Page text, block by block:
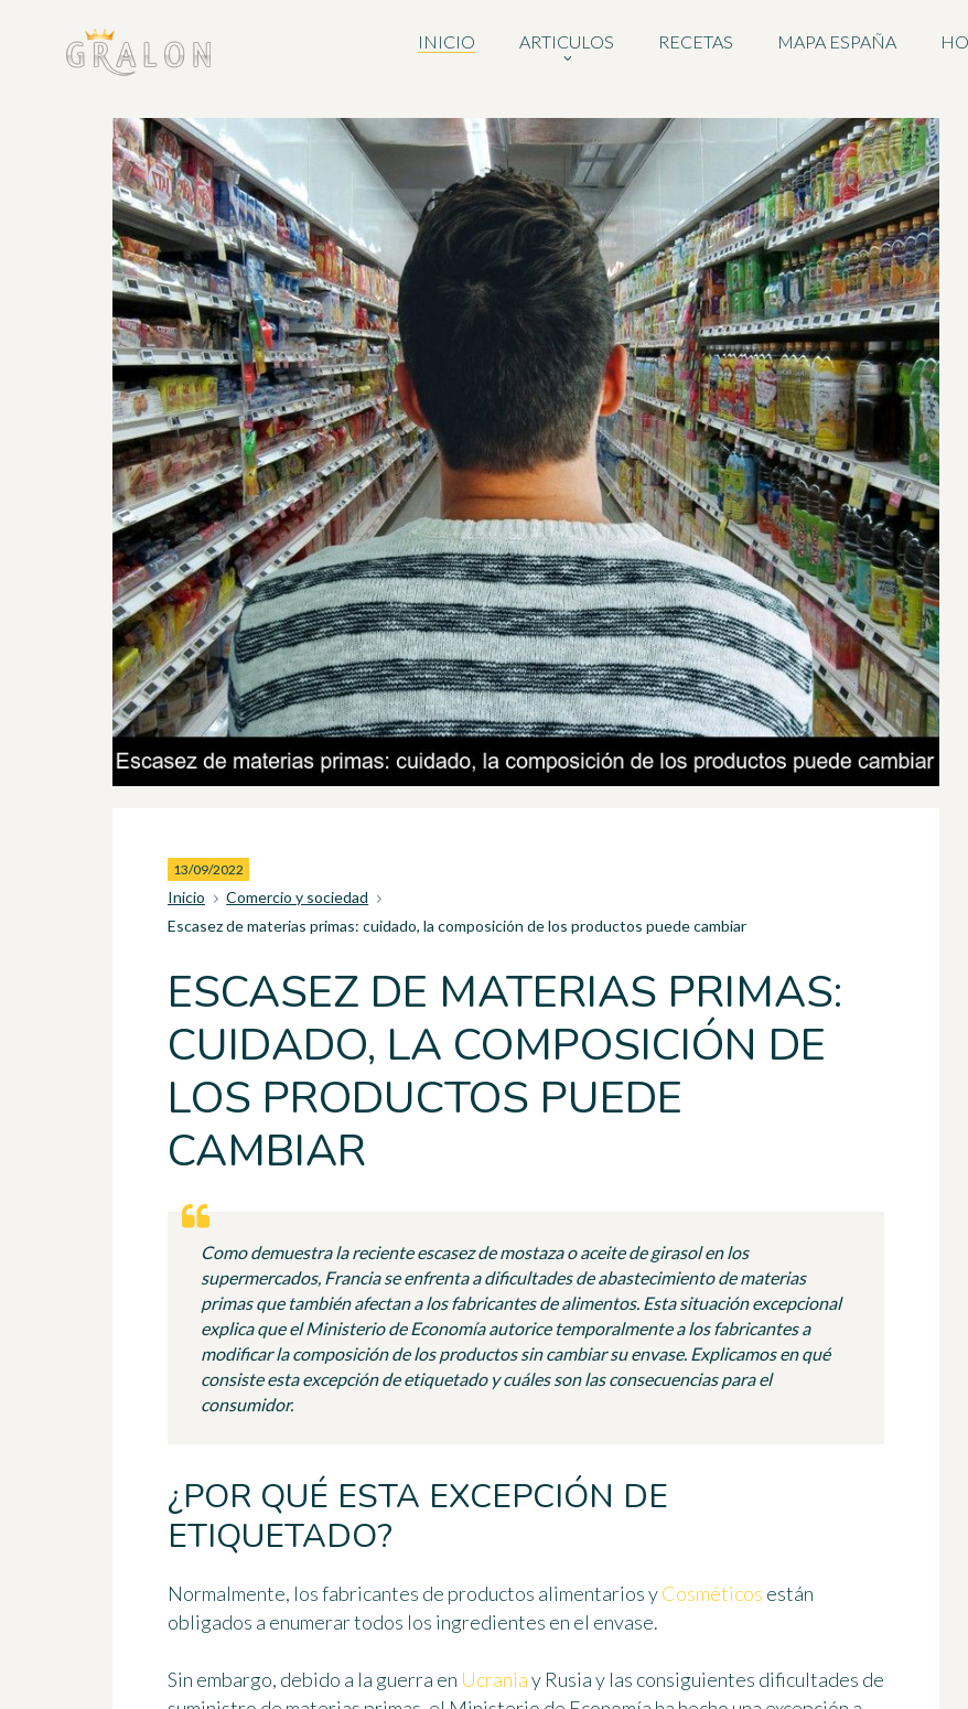
INICIO ARTICULOS RECETAS MAPA ESPAÑA
13/09/2022
Inicio
Comercio y sociedad
Escasez de materias primas: cuidado, la composición de los productos puede cambiar
ESCASEZ DE MATERIAS PRIMAS:
CUIDADO, LA COMPOSICIÓN DE
LOS PRODUCTOS PUEDE
CAMBIAR
Como demuestra la reciente escasez de mostaza o aceite de girasol en los
supermercados, Francia se enfrenta a dificultades de abastecimiento de materias
primas que también afectan a los fabricantes de alimentos. Esta situación excepcional
explica que el Ministerio de Economía autorice temporalmente a los fabricantes a
modificar la composición de los productos sin cambiar su envase. Explicamos en qué
consiste esta excepción de etiquetado y cuáles son las consecuencias para el
consumidor.
¿POR QUÉ ESTA EXCEPCIÓN DE
ETIQUETADO?
Normalmente, los fabricantes de productos alimentarios yCosméticos están
obligados a enumerar todos los ingredientes en el envase.
Sin embargo, debido a la guerra en Ucraniay Rusia y las consiguientes dificultades de